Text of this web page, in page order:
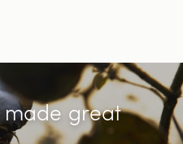
made great